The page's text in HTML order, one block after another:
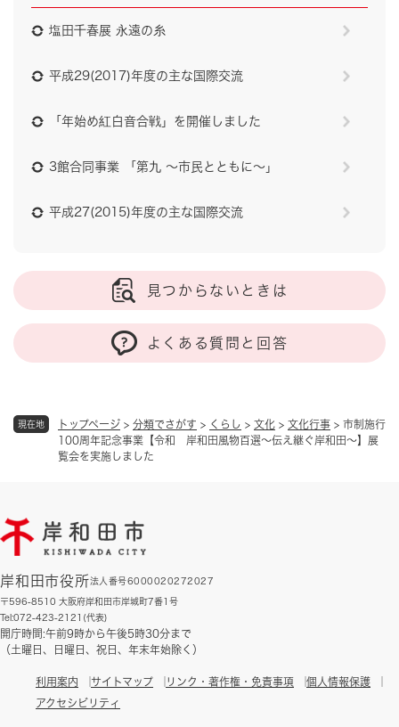
現在地 トップページ > 分類でさがす > くらし > 文化 > 文化行事 > 市制施行
100周年記念事業【令和 岸和田風物百選～伝え継ぐ岸和田～】展
覧会を実施しました
塩田千春展 永遠の糸
平成29(2017)年度の主な国際交流
「年始め紅白音合戦」を開催しました
3館合同事業 「第九 ～市民とともに～」
平成27(2015)年度の主な国際交流
見つからないときは
よくある質問と回答
岸和田市役所法人番号6000020272027
〒596-8510 大阪府岸和田市岸城町7番1号
Tel:072-423-2121(代表)
開庁時間:午前9時から午後5時30分まで
（土曜日、日曜日、祝日、年末年始除く）
利用案内 サイトマップ リンク・著作権・免責事項
個人情報保護
アクセシビリティ